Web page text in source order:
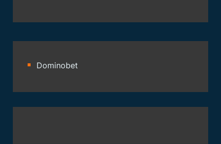
Dominobet